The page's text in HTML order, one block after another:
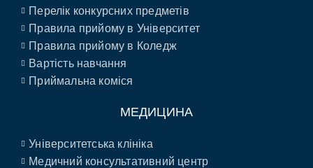
Перелік конкурсних предметів
Правила прийому в Університет
Правила прийому в Коледж
Вартість навчання
Приймальна коміся
МЕДИЦИНА
Університетська клініка
Медичний консультативний центр